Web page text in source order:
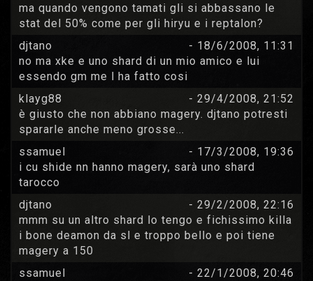
ma quando vengono tamati gli si abbassano le
stat del 50% come per gli hiryu e i reptalon?
djtano
- 18/6/2008, 11:31
no ma xke e uno shard di un mio amico e lui
essendo gm me l ha fatto cosi
klayg88
- 29/4/2008, 21:52
è giusto che non abbiano magery. djtano potresti
spararle anche meno grosse...
ssamuel
- 17/3/2008, 19:36
i cu shide nn hanno magery, sarà uno shard
tarocco
djtano
- 29/2/2008, 22:16
mmm su un altro shard lo tengo e fichissimo killa
i bone deamon da sl e troppo bello e poi tiene
magery a 150
ssamuel
- 22/1/2008, 20:46